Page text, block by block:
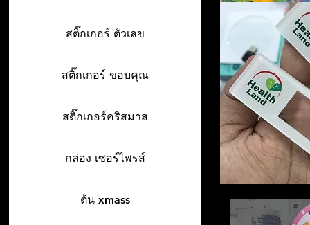
สติ๊กเกอร์ ตัวเลข
สติ๊กเกอร์ ขอบคุณ
สติ๊กเกอร์คริสมาส
กล่อง เซอร์ไพรส์
ต้น xmass